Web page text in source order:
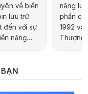
về biến
lưu trữ.
đến với sự
năng
biến
điện.
năng
phần
1992 và
Thượng